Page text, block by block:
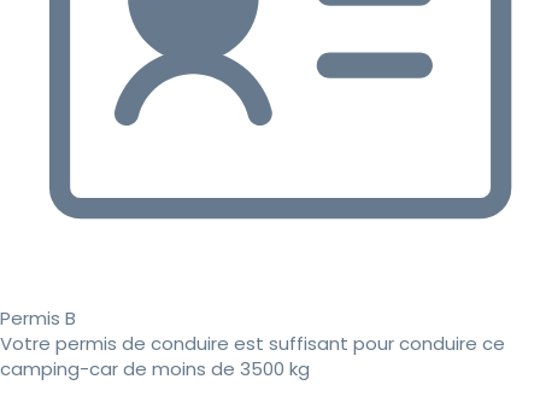
Permis B
Votre permis de conduire est suffisant pour conduire ce
camping-car de moins de 3500 kg